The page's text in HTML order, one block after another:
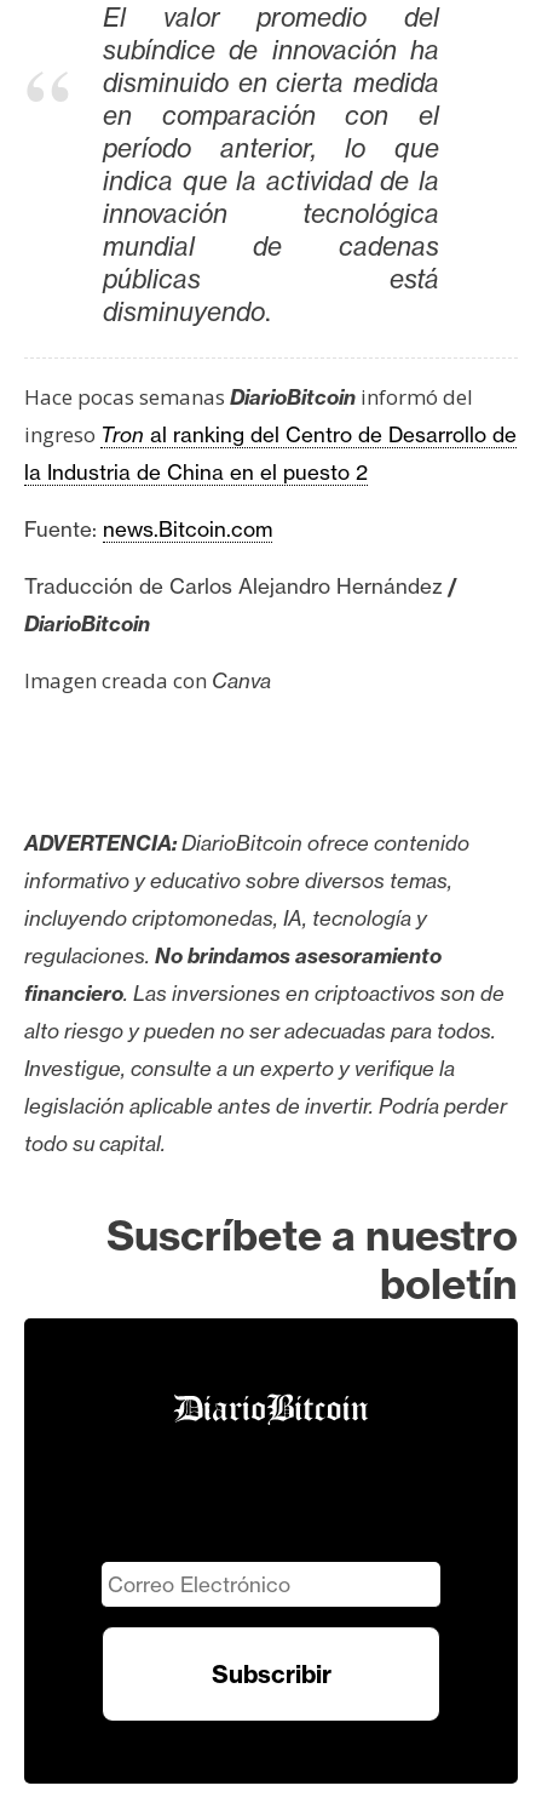
El valor promedio del
subíndice de innovación ha
disminuido en cierta medida
en comparación con el
período anterior, lo que
indica que la actividad de la
innovación tecnológica
mundial de cadenas
públicas está
disminuyendo.
Hace pocas semanas DiarioBitcoin informó del
ingreso Tron al ranking del Centro de Desarrollo de
la Industria de China en el puesto 2
Fuente: news.Bitcoin.com
Traducción de Carlos Alejandro Hernández /
DiarioBitcoin
Imagen creada con Canva
ADVERTENCIA:DiarioBitcoin ofrece contenido
informativo y educativo sobre diversos temas,
incluyendo criptomonedas, IA, tecnología y
regulaciones. No brindamos asesoramiento
financiero. Las inversiones en criptoactivos son de
alto riesgo y pueden no ser adecuadas para todos.
Investigue, consulte a un experto y verifique la
legislación aplicable antes de invertir. Podría perder
todo su capital.
Suscríbete a nuestro
boletín